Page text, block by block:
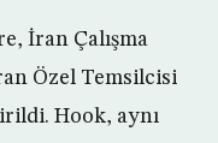
İran Çalışma
Özel Temsilcisi
Hook, aynı